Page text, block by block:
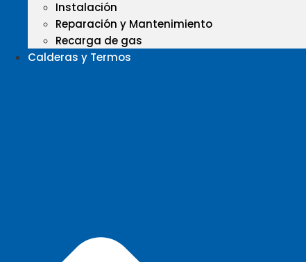
Instalación
Reparación y Mantenimiento
Recarga de gas
Calderas y Termos